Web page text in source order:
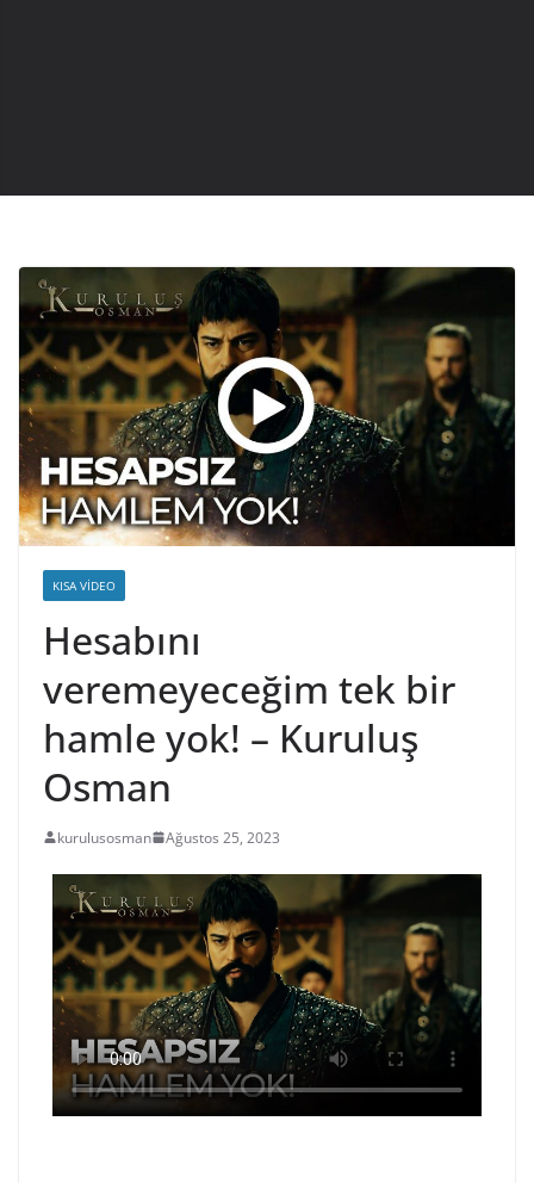
KISA VIDEO
Hesabını
veremeyeceğim tek bir
hamle yok! – Kuruluş
Osman
kurulusosman Ağustos 25, 2023